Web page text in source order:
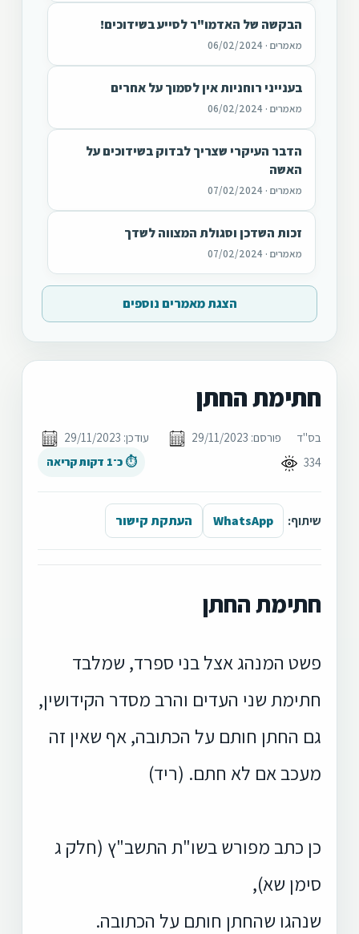
הבקשה של האדמו"ר לסייע בשידוכים!
מאמרים · 06/02/2024
בענייני רוחניות אין לסמוך על אחרים
מאמרים · 06/02/2024
הדבר העיקרי שצריך לבדוק בשידוכים על
האשה
מאמרים · 07/02/2024
זכות השדכן וסגולת המצווה לשדך
מאמרים · 07/02/2024
הצגת מאמרים נוספים
חתימת החתן
בס"ד פורסם: 29/11/2023
עודכן: 29/11/2023
334
⏱ כ־1 דקות קריאה
שיתוף: WhatsApp העתקת קישור
חתימת החתן
פשט המנהג אצל בני ספרד, שמלבד
חתימת שני העדים והרב מסדר הקידושין,
גם החתן חותם על הכתובה, אף שאין זה
מעכב אם לא חתם. (ריד)
כן כתב מפורש בשו"ת התשב"ץ (חלק ג
סימן שא),
שנהגו שהחתן חותם על הכתובה.